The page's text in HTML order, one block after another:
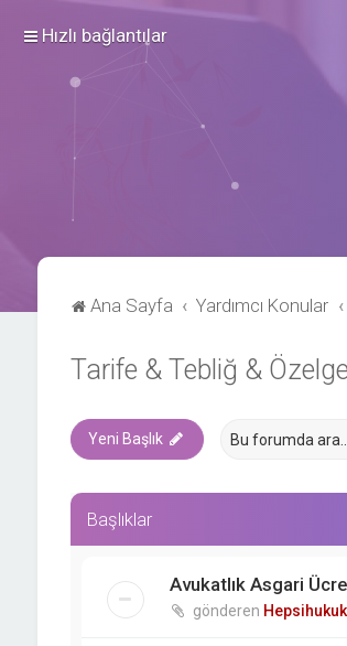
Hızlı bağlantılar
Ana Sayfa Yardımcı Konular
Tarife & Tebliğ & Özelge
Yeni Başlık
Başlıklar
Avukatlık Asgari
gönderen Hepsihukuk